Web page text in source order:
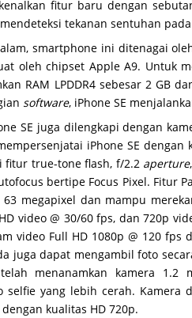
fitur baru dengan
tekanan sentuhan
smartphone ini ditenagai
oleh chipset Apple A9. Untuk
RAM LPDDR4 sebesar 2 GB
software, iPhone SE
SE juga dilengkapi dengan
iPhone SE
fitur true-tone flash, f/2.2 aperture
bertipe Focus Pixel. Fitur
megapixel dan mampu
video @ 30/60 fps, dan 720p
video Full HD 1080p @ 120 fps
juga dapat mengambil foto
menanamkan kamera 1.2
selfie yang lebih cerah. Kamera
kualitas HD 720p.